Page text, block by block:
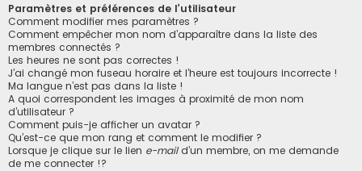
Paramètres et préférences de l’utilisateur
Comment modifier mes paramètres ?
Comment empêcher mon nom d’apparaître dans la liste des
membres connectés ?
Les heures ne sont pas correctes !
J’ai changé mon fuseau horaire et l’heure est toujours incorrecte !
Ma langue n’est pas dans la liste !
A quoi correspondent les images à proximité de mon nom
d’utilisateur ?
Comment puis-je afficher un avatar ?
Qu’est-ce que mon rang et comment le modifier ?
Lorsque je clique sur le lien e-maild’un membre, on me demande
de me connecter !?